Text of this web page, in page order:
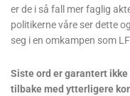
er de i så fall mer faglig
politikerne våre ser dette
seg i en omkampen som
Siste ord er garantert
tilbake med ytterligere